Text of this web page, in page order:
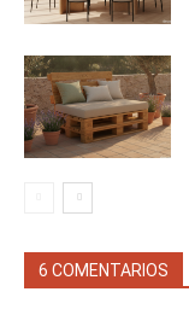
6 COMENTARIOS